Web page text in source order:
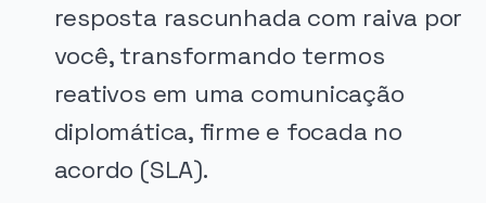
resposta rascunhada com raiva por
você, transformando termos
reativos em uma comunicação
diplomática, firme e focada no
acordo (SLA).